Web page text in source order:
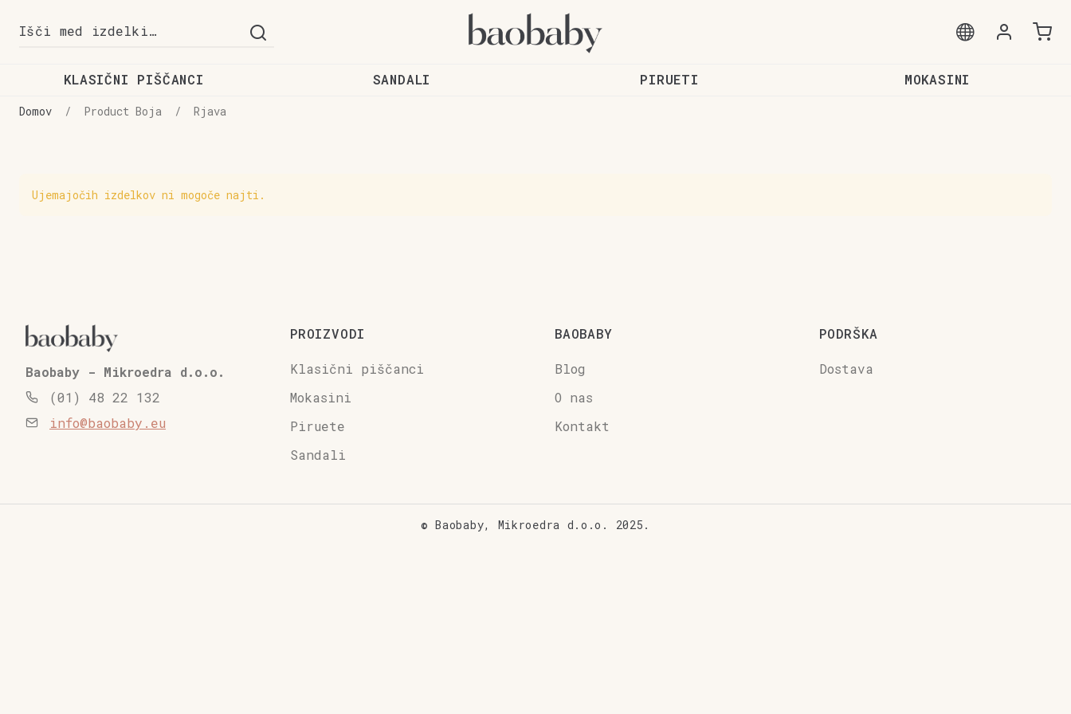
KLASIČNI PIŠČANCI SANDALI PIRUETI MOKASINI
Išči:
to
to
Domov / Product Boja / Rjava
Ujemajočih izdelkov ni mogoče najti.
Baobaby - Mikroedra d.o.o.
(01) 48 22 132
info@baobaby.eu
PROIZVODI
Klasični piščanci
Mokasini
Piruete
Sandali
BAOBABY
Blog
O nas
Kontakt
PODRŠKA
Dostava
© Baobaby, Mikroedra d.o.o. 2025.